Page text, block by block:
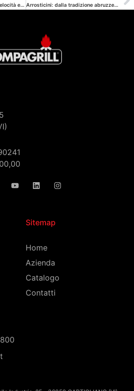
Barbecue a gas: praticità, velocità e gusto autentico Arrosticini: dalla tradizione abruzzese a una passione mondiale
Sitemap
Home
Azienda
Catalogo
Contatti